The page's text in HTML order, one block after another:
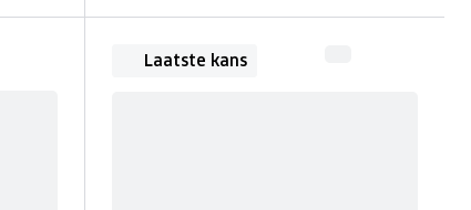
Laatste kans